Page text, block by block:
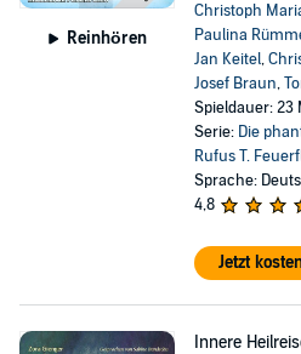
Reinhören
Christoph
Paulina
Jan Keitel,
Josef Braun,
Spieldauer: 23
Serie: Die
Rufus T.
Sprache:
4,8
Jetzt
Innere